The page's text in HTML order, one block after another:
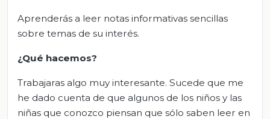
Aprenderás a leer notas informativas sencillas
sobre temas de su interés.
¿Qué hacemos?
Trabajaras algo muy interesante. Sucede que me
he dado cuenta de que algunos de los niños y las
niñas que conozco piensan que sólo saben leer en